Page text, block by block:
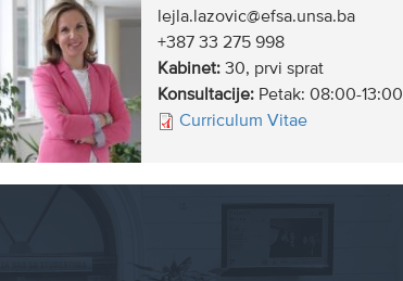
lejla.lazovic@efsa.unsa.ba
+387 33 275 998
Kabinet: 30, prvi sprat
Konsultacije: Petak: 08:00-13:00
Curriculum Vitae